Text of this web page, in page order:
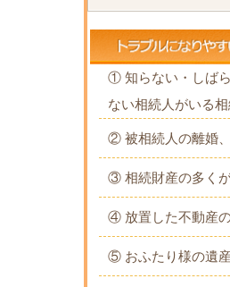
① 知らない・しば
ない相続人がいる
② 被相続人の離婚
③ 相続財産の多く
④ 放置した不動産
⑤ おふたり様の遺